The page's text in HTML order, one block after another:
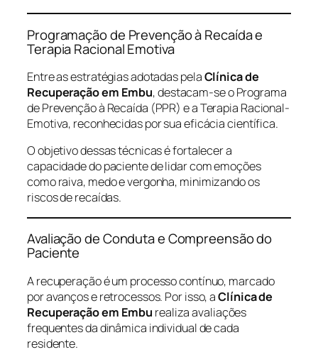
Programação de Prevenção à Recaída e
Terapia Racional Emotiva
Entre as estratégias adotadas pelaClínica de
Recuperação em Embu, destacam-se o Programa
de Prevenção à Recaída (PPR) e a Terapia Racional-
Emotiva, reconhecidas por sua eficácia científica.
O objetivo dessas técnicas é fortalecer a
capacidade do paciente de lidar com emoções
como raiva, medo e vergonha, minimizando os
riscos de recaídas.
Avaliação de Conduta e Compreensão do
Paciente
A recuperação é um processo contínuo, marcado
por avanços e retrocessos. Por isso, aClínica de
Recuperação em Embu realiza avaliações
frequentes da dinâmica individual de cada
residente.